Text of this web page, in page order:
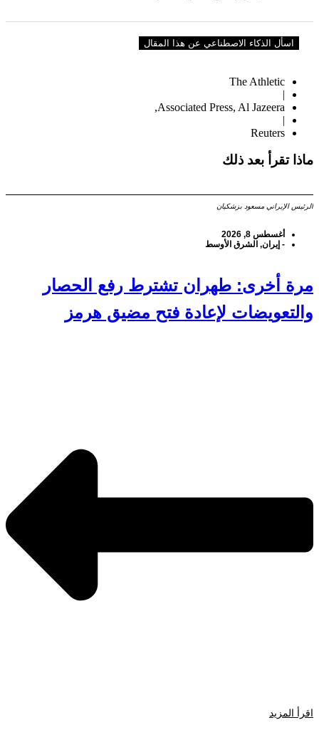
اسأل الذكاء الاصطناعي عن هذا المقال
The Athletic
|
Associated Press, Al Jazeera,
|
Reuters
ماذا تقرأ بعد ذلك
الرئيس الإيراني مسعود بزشكيان
أغسطس 8, 2026
- إيران, الشرق الأوسط
مرة أخرى: طهران تشترط رفع الحصار
والتعويضات لإعادة فتح مضيق هرمز
اقرأ المزيد